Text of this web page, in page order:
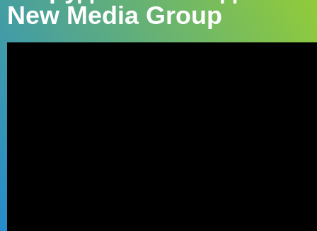
New Media Group